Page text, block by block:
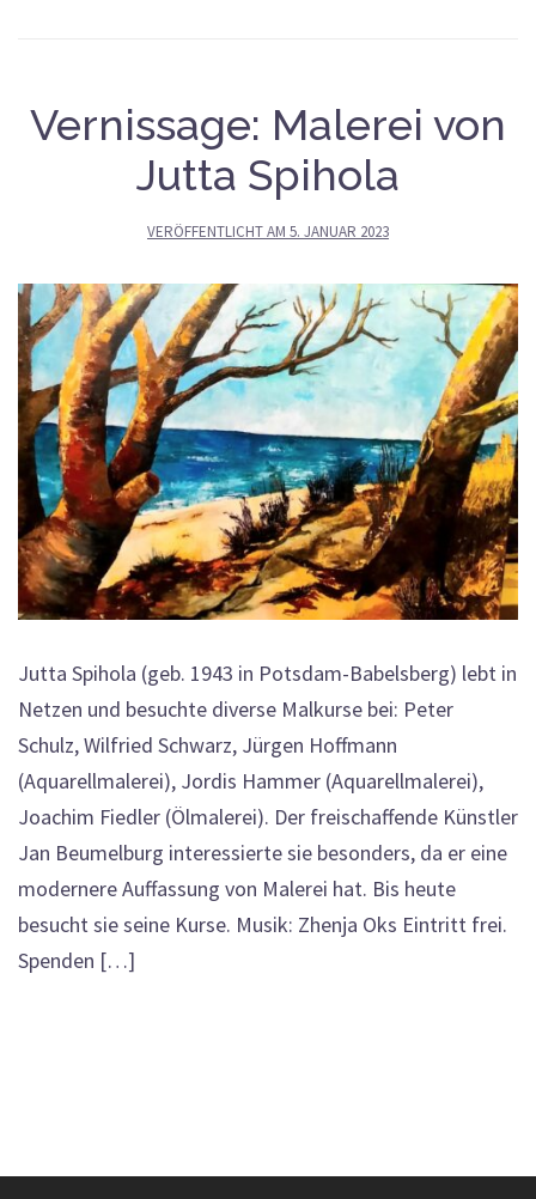
Vernissage: Malerei von
Jutta Spihola
VERÖFFENTLICHT AM 5. JANUAR 2023
Jutta Spihola (geb. 1943 in Potsdam-Babelsberg) lebt in
Netzen und besuchte diverse Malkurse bei: Peter
Schulz, Wilfried Schwarz, Jürgen Hoffmann
(Aquarellmalerei), Jordis Hammer (Aquarellmalerei),
Joachim Fiedler (Ölmalerei). Der freischaffende Künstler
Jan Beumelburg interessierte sie besonders, da er eine
modernere Auffassung von Malerei hat. Bis heute
besucht sie seine Kurse. Musik: Zhenja Oks Eintritt frei.
Spenden […]